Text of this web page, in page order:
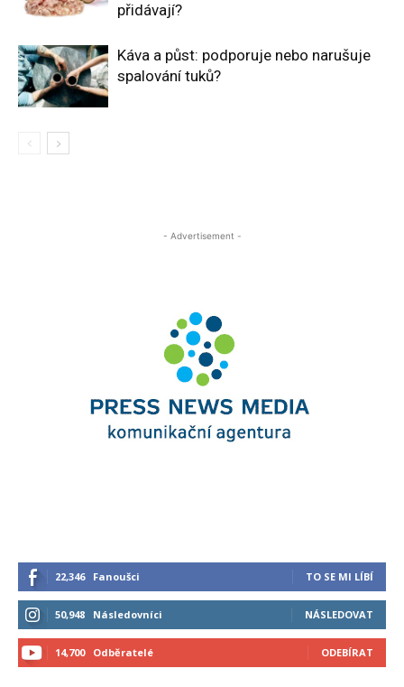
přidávají?
Káva a půst: podporuje nebo narušuje
spalování tuků?
- Advertisement -
22,346 Fanoušci TO SE MI LÍBÍ
50,948 Následovníci NÁSLEDOVAT
14,700 Odběratelé ODEBÍRAT